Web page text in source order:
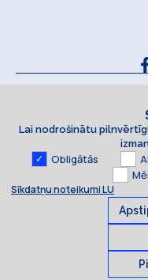
Kontakti un
Piekļūstamības
Lai nodrošinātu
Obligātās
Sīkdatņu noteikumi LU